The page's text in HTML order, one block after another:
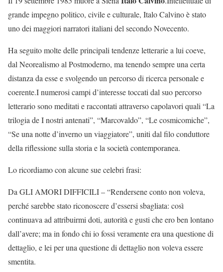
grande impegno politico, civile e culturale, Italo Calvino è stato
uno dei maggiori narratori italiani del secondo Novecento.
Ha seguito molte delle principali tendenze letterarie a lui coeve,
dal Neorealismo al Postmoderno, ma tenendo sempre una certa
distanza da esse e svolgendo un percorso di ricerca personale e
coerente.I numerosi campi d’interesse toccati dal suo percorso
letterario sono meditati e raccontati attraverso capolavori quali “La
trilogia de I nostri antenati”, “Marcovaldo”, “Le cosmicomiche”,
“Se una notte d’inverno un viaggiatore”, uniti dal filo conduttore
della riflessione sulla storia e la società contemporanea.
Lo ricordiamo con alcune sue celebri frasi:
Da GLI AMORI DIFFICILI – “Rendersene conto non voleva,
perché sarebbe stato riconoscere d’essersi sbagliata: così
continuava ad attribuirmi doti, autorità e gusti che ero ben lontano
dall’avere; ma in fondo chi io fossi veramente era una questione di
dettaglio, e lei per una questione di dettaglio non voleva essere
smentita.